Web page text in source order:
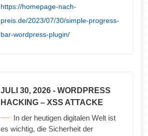
https://homepage-nach-
preis.de/2023/07/30/simple-progress-
bar-wordpress-plugin/
JULI 30, 2026 - WORDPRESS
HACKING – XSS ATTACKE
In der heutigen digitalen Welt ist
es wichtig, die Sicherheit der